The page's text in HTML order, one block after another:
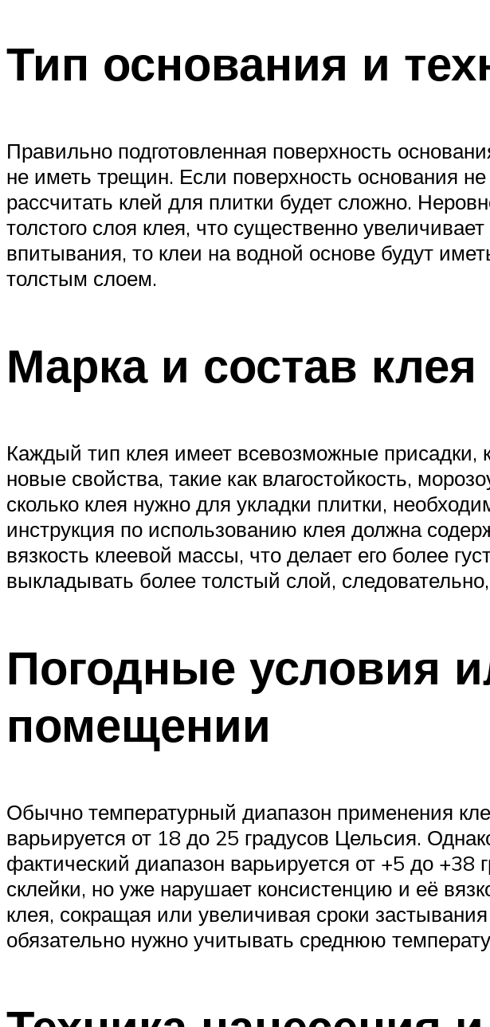
Тип основания и
Правильно подготовленная поверхность
не иметь трещин. Если поверхность основания
рассчитать клей для плитки будет сложно.
толстого слоя клея, что существенно
впитывания, то клеи на водной основе будут
толстым слоем.
Марка и состав клея
Каждый тип клея имеет всевозможные присадки,
новые свойства, такие как влагостойкость,
сколько клея нужно для укладки плитки,
инструкция по использованию клея должна
вязкость клеевой массы, что делает его более
выкладывать более толстый слой,
Погодные условия
помещении
Обычно температурный диапазон применения
варьируется от 18 до 25 градусов Цельсия.
фактический диапазон варьируется от +5 до +38
склейки, но уже нарушает консистенцию и её
клея, сокращая или увеличивая сроки
обязательно нужно учитывать среднюю